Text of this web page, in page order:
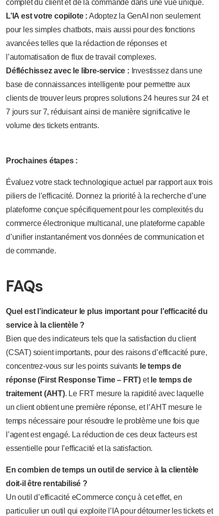
complet du client et de la commande dans une vue unique.
L’IA est votre copilote : Adoptez la GenAI non seulement
pour les simples chatbots, mais aussi pour des fonctions
avancées telles que la rédaction de réponses et
l’automatisation de flux de travail complexes.
Défléchissez avec le libre-service : Investissez dans une
base de connaissances intelligente pour permettre aux
clients de trouver leurs propres solutions 24 heures sur 24 et
7 jours sur 7, réduisant ainsi de manière significative le
volume des tickets entrants.
Prochaines étapes :
Évaluez votre stack technologique actuel par rapport aux trois
piliers de l’efficacité. Donnez la priorité à la recherche d’une
plateforme conçue spécifiquement pour les complexités du
commerce électronique multicanal, une plateforme capable
d’unifier instantanément vos données de communication et
de commande.
FAQs
Quel est l’indicateur le plus important pour l’efficacité du
service à la clientèle ?
Bien que des indicateurs tels que la satisfaction du client
(CSAT) soient importants, pour des raisons d’efficacité pure,
concentrez-vous sur les points suivants le temps de
réponse (First Response Time – FRT) et le temps de
traitement (AHT). Le FRT mesure la rapidité avec laquelle
un client obtient une première réponse, et l’AHT mesure le
temps nécessaire pour résoudre le problème une fois que
l’agent est engagé. La réduction de ces deux facteurs est
essentielle pour l’efficacité et la satisfaction.
En combien de temps un outil de service à la clientèle
doit-il être rentabilisé ?
Un outil d’efficacité eCommerce conçu à cet effet, en
particulier un outil qui exploite l’IA pour détourner les tickets et